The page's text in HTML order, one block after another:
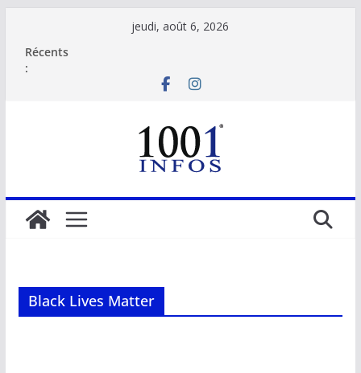
contenu
jeudi, août 6, 2026
Récents
:
Black Lives Matter